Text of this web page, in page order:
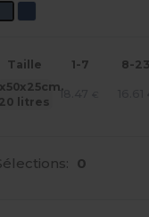
Taille 1-7 8-23
20 litres
18.47
0